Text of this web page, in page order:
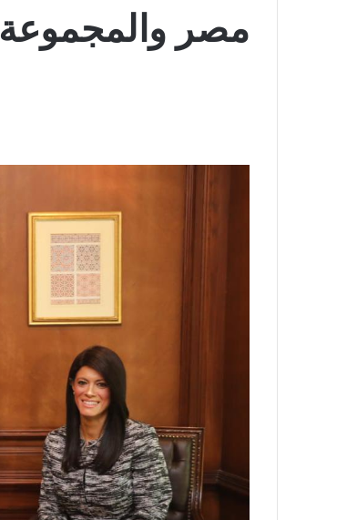
مصر والمجموعة